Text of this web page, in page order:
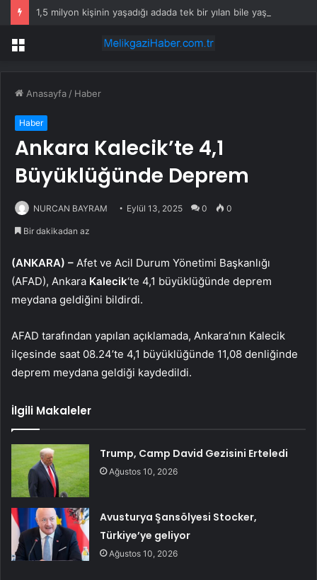
Menü
Anasayfa / Haber
Haber
Ankara Kalecik’te 4,1
Büyüklüğünde Deprem
NURCAN BAYRAM Eylül 13, 2025 0 0
Bir dakikadan az
(ANKARA) – Afet ve Acil Durum Yönetimi Başkanlığı
(AFAD), Ankara Kalecik‘te 4,1 büyüklüğünde deprem
meydana geldiğini bildirdi.
AFAD tarafından yapılan açıklamada, Ankara’nın Kalecik
ilçesinde saat 08.24’te 4,1 büyüklüğünde 11,08 denliğinde
deprem meydana geldiği kaydedildi.
İlgili Makaleler
Trump, Camp David Gezisini Erteledi
Ağustos 10, 2026
Avusturya Şansölyesi Stocker,
Türkiye’ye geliyor
Ağustos 10, 2026